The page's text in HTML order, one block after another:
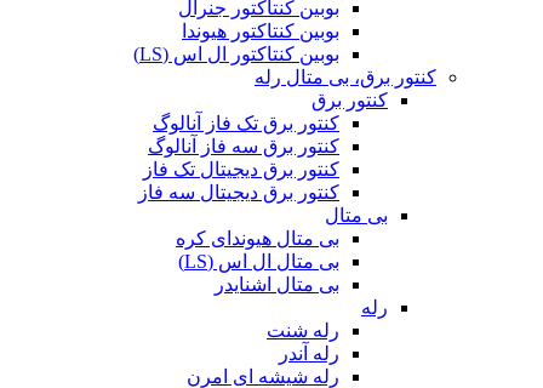
بوبین کنتاکتور جنرال
بوبین کنتاکتور هیوندا
بوبین کنتاکتور ال اس (LS)
کنتور برق، بی متال رله
کنتور برق
کنتور برق تک فاز آنالوگ
کنتور برق سه فاز آنالوگ
کنتور برق دیجیتال تک فاز
کنتور برق دیجیتال سه فاز
بی متال
بی متال هیوندای کره
بی متال ال اس (LS)
بی متال اشنایدر
رله
رله شنت
رله آندر
رله شیشه ای امرن